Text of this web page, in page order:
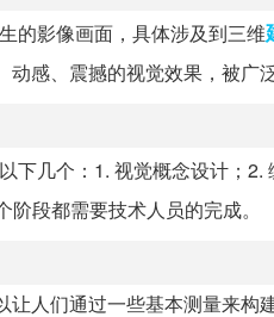
的影像画面，具体涉及到三维
感、震撼的视觉效果，被广
下几个：1. 视觉概念设计；
段都需要技术人员的完成。
人们通过一些基本测量来